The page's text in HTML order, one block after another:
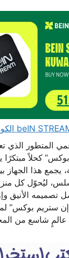
المتطور الذي
كحلاً مبتكرًا
هذا الجهاز
ليُحوّل كل
تصميمه الأنيق
إن ستريم بوكس”
عالمٍ شاسع من